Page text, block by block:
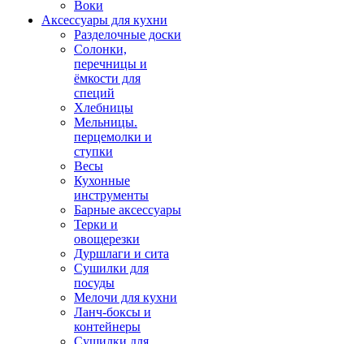
Воки
Аксессуары для кухни
Разделочные доски
Солонки,
перечницы и
ёмкости для
специй
Хлебницы
Мельницы.
перцемолки и
ступки
Весы
Кухонные
инструменты
Барные аксессуары
Терки и
овощерезки
Дуршлаги и сита
Сушилки для
посуды
Мелочи для кухни
Ланч-боксы и
контейнеры
Сушилки для